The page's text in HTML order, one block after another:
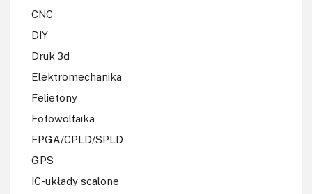
CNC
DIY
Druk 3d
Elektromechanika
Felietony
Fotowoltaika
FPGA/CPLD/SPLD
GPS
IC-układy scalone